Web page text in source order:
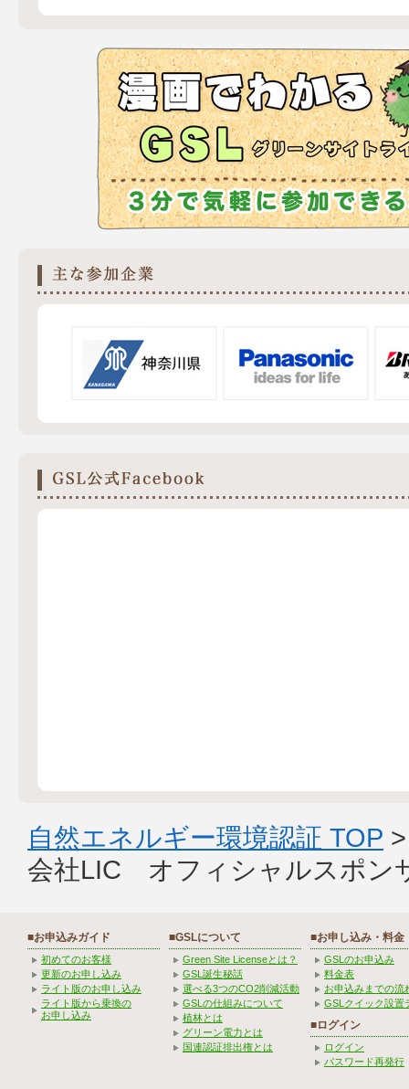
自然エネルギー環境認証 TOP
会社LIC オフィシャルスポン
■お申込みガイド
初めてのお客様
更新のお申し込み
ライト版のお申し込み
ライト版から乗換の
お申し込み
■GSLについて
Green Site Licenseとは？
GSL誕生秘話
選べる3つのCO2削減活動
GSLの仕組みについて
植林とは
グリーン電力とは
国連認証排出権とは
■お申し込み・料金
GSLのお申込み
料金表
お申込みまでの流
GSLクイック設置
■ログイン
ログイン
パスワード再発行